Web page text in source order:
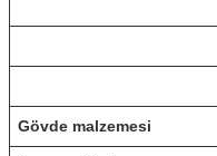
Gövde malzemesi